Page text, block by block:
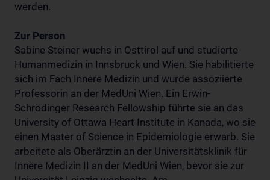
werden.
Zur Person
Sabine Steiner wuchs in Osttirol auf und studierte
Humanmedizin in Innsbruck und Wien. Sie habilitierte
sich im Fach Innere Medizin und wurde assoziierte
Professorin an der MedUni Wien. Ein Erwin-
Schrödinger Research Fellowship führte sie an das
University of Ottawa Heart Institute in Kanada, wo sie
einen Master of Science in Epidemiologie erwarb. Sie
arbeitete als Oberärztin an der Universitätsklinik für
Innere Medizin II an der MedUni Wien, bevor sie zur